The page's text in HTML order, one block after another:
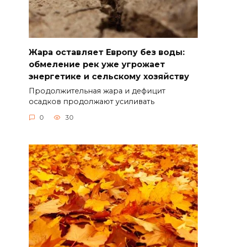
Жара оставляет Европу без воды:
обмеление рек уже угрожает
энергетике и сельскому хозяйству
Продолжительная жара и дефицит
осадков продолжают усиливать
0 30